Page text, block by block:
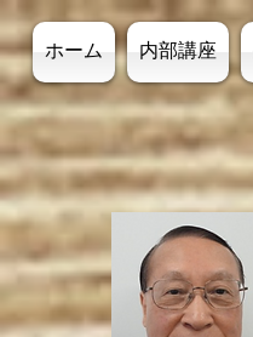
ホーム 内部講座